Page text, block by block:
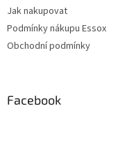
Jak nakupovat
Podmínky nákupu Essox
Obchodní podmínky
Facebook